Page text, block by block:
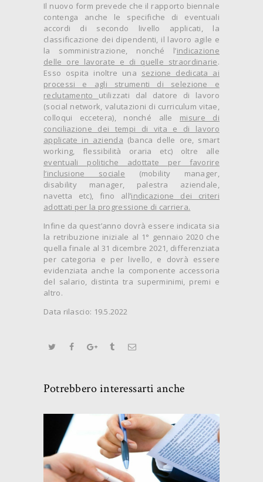
Il nuovo form prevede che il rapporto biennale
contenga anche le specifiche di eventuali
accordi di secondo livello applicati, la
classificazione dei dipendenti, il lavoro agile e
la somministrazione, nonché l’indicazione
delle ore lavorate e di quelle straordinarie.
Esso ospita inoltre una sezione dedicata ai
processi e agli strumenti di selezione e
reclutamento utilizzati dal datore di lavoro
(social network, valutazioni di curriculum vitae,
colloqui eccetera), nonché alle misure di
conciliazione dei tempi di vita e di lavoro
applicate in azienda (banca delle ore, smart
working, flessibilità oraria etc) oltre alle
eventuali politiche adottate per favorire
l’inclusione sociale (mobility manager,
disability manager, palestra aziendale,
navetta etc), fino all’indicazione dei criteri
adottati per la progressione di carriera.
Infine da quest’anno dovrà essere indicata sia
la retribuzione iniziale al 1° gennaio 2020 che
quella finale al 31 dicembre 2021, differenziata
per categoria e per livello, e dovrà essere
evidenziata anche la componente accessoria
del salario, distinta tra superminimi, premi e
altro.
Data rilascio: 19.5.2022
Potrebbero interessarti anche